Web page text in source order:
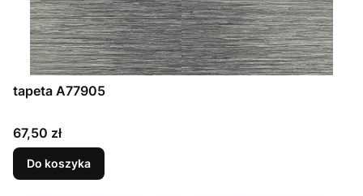
tapeta A77905
Cena
67,50 zł
Do koszyka